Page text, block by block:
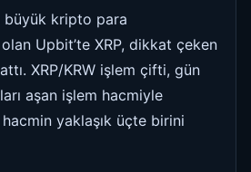
büyük kripto para
Upbit’te XRP, dikkat çeken
XRP/KRW işlem çifti, gün
aşan işlem hacmiyle
yaklaşık üçte birini